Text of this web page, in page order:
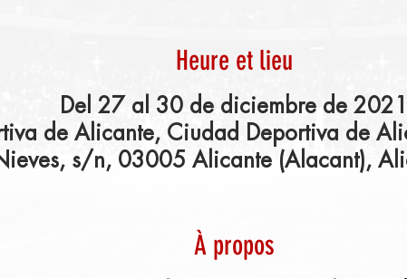
Heure et lieu
Del 27 al 30 de diciembre de 2021
de Alicante, Ciudad Deportiva de
s/n, 03005 Alicante (Alacant),
À propos